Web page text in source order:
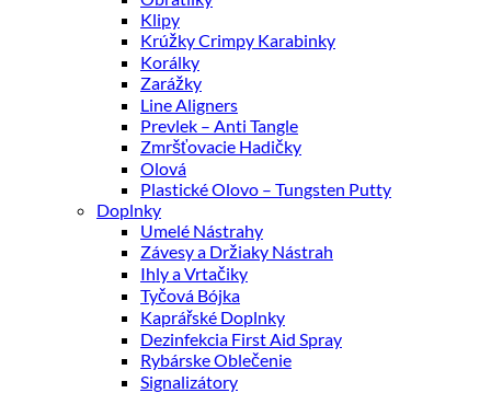
Klipy
Krúžky Crimpy Karabinky
Korálky
Zarážky
Line Aligners
Prevlek – Anti Tangle
Zmršťovacie Hadičky
Olová
Plastické Olovo – Tungsten Putty
Doplnky
Umelé Nástrahy
Závesy a Držiaky Nástrah
Ihly a Vrtačiky
Tyčová Bójka
Kaprářské Doplnky
Dezinfekcia First Aid Spray
Rybárske Oblečenie
Signalizátory